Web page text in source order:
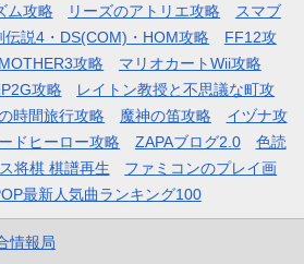
ム攻略 リーズのアトリエ攻略
スマブ
伝説4・DS(COM)・HOM攻略
FF12攻
MOTHER3攻略
マリオカートWii攻略
攻略
レイトン教授と不思議な町攻
時間旅行攻略 魔神の笛攻略
イヅナ攻
ドヒーロー攻略 ZAPAブログ2.0
色読
将棋 棋譜再生
ファミコンのプレイ画
最新人気曲ランキング100
情報局